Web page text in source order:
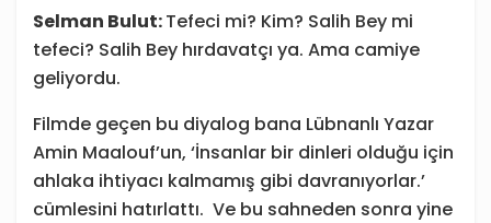
Selman Bulut:Tefeci mi? Kim? Salih Bey mi
tefeci? Salih Bey hırdavatçı ya. Ama camiye
geliyordu.
Filmde geçen bu diyalog bana Lübnanlı Yazar
Amin Maalouf’un, ‘İnsanlar bir dinleri olduğu için
ahlaka ihtiyacı kalmamış gibi davranıyorlar.’
cümlesini hatırlattı. Ve bu sahneden sonra yine